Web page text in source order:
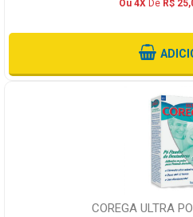
Ou 4XDe R$
COREGA ULTRA